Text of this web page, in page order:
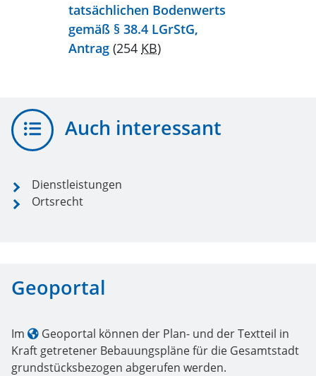
tatsächlichen Bodenwerts
gemäß § 38.4 LGrStG,
Antrag (254 KB)
Auch interessant
Dienstleistungen
Ortsrecht
Geoportal
Im Geoportal können der Plan- und der Textteil in
Kraft getretener Bebauungspläne für die Gesamtstadt
grundstücksbezogen abgerufen werden.